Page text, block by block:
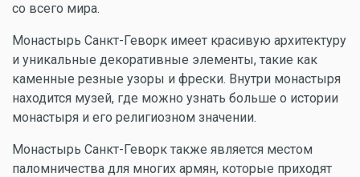
со всего мира.
Монастырь Санкт-Геворк имеет красивую архитектуру
и уникальные декоративные элементы, такие как
каменные резные узоры и фрески. Внутри монастыря
находится музей, где можно узнать больше о истории
монастыря и его религиозном значении.
Монастырь Санкт-Геворк также является местом
паломничества для многих армян, которые приходят